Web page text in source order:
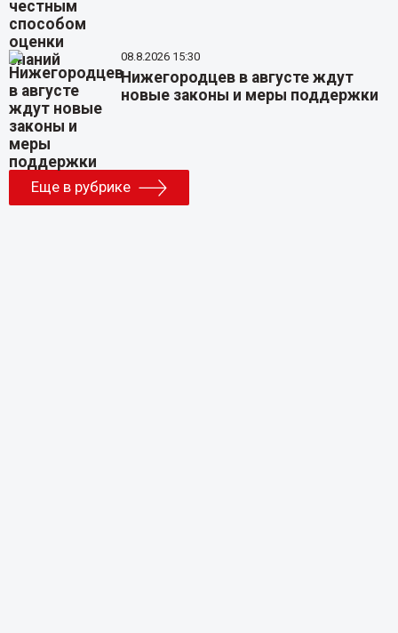
08.8.2026 15:30
Нижегородцев в августе ждут
новые законы и меры поддержки
Еще в рубрике